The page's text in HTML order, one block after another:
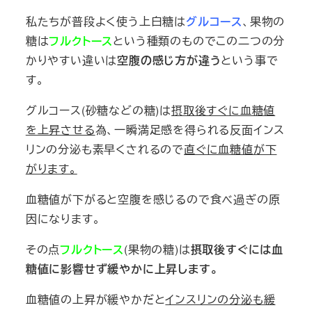
私たちが普段よく使う上白糖はグルコース、果物の
糖はフルクトースという種類のものでこの二つの分
かりやすい違いは空腹の感じ方が違うという事で
す。
グルコース(砂糖などの糖)は摂取後すぐに血糖値
を上昇させる為、一瞬満足感を得られる反面インス
リンの分泌も素早くされるので直ぐに血糖値が下
がります。
血糖値が下がると空腹を感じるので食べ過ぎの原
因になります。
その点フルクトース(果物の糖)は摂取後すぐには血
糖値に影響せず緩やかに上昇します。
血糖値の上昇が緩やかだとインスリンの分泌も緩